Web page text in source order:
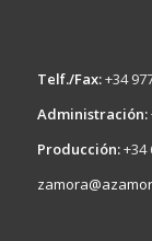
Telf./Fax:+34
Administración:
Producción:+34